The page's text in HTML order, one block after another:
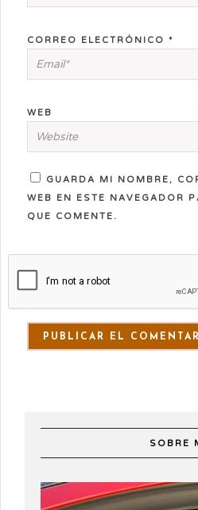
CORREO ELECTRÓNICO *
WEB
GUARDA MI NOMBRE,
WEB EN ESTE NAVEGADOR
QUE COMENTE.
SOBRE